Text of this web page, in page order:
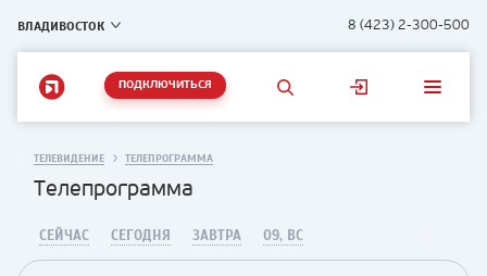
ВЛАДИВОСТОК 8 (423) 2-300-500
ПОДКЛЮЧИТЬСЯ
ТЕЛЕВИДЕНИЕ ТЕЛЕПРОГРАММА
Телепрограмма
СЕЙЧАС СЕГОДНЯ ЗАВТРА 09, ВС